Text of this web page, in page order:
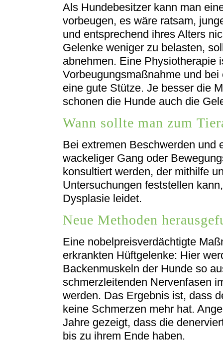
Als Hundebesitzer kann man
vorbeugen, es wäre ratsam,
und entsprechend ihres Alters
Gelenke weniger zu belasten,
abnehmen. Eine Physiotherapie
Vorbeugungsmaßnahme und
eine gute Stütze. Je besser die
schonen die Hunde auch die
Wann sollte man zum
Bei extremen Beschwerden und
wackeliger Gang oder
konsultiert werden, der mithilfe
Untersuchungen feststellen
Dysplasie leidet.
Neue Methoden
Eine nobelpreisverdächtigte
erkrankten Hüftgelenke: Hier
Backenmuskeln der Hunde so
schmerzleitenden Nervenfasen
werden. Das Ergebnis ist, dass
keine Schmerzen mehr hat.
Jahre gezeigt, dass die
bis zu ihrem Ende haben.